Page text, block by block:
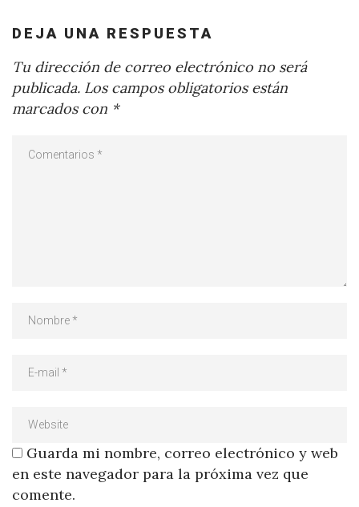
DEJA UNA RESPUESTA
Tu dirección de correo electrónico no será
publicada. Los campos obligatorios están
marcados con *
Guarda mi nombre, correo electrónico y web
en este navegador para la próxima vez que
comente.